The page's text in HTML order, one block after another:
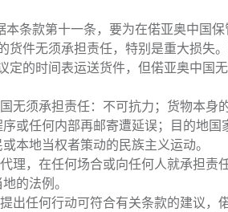
条款第十一条，要为在偌亚奥中国
件无须承担责任，特别是重大损失
的时间表运送货件，但偌亚奥中国
无须承担责任：不可抗力；货物本身
或任何内部再邮寄遭延误；目的地
本地当权者策动的民族主义运动。
理，在任何场合或向任何人就承担责
的法例。
出任何行动可符合有关条款的建议